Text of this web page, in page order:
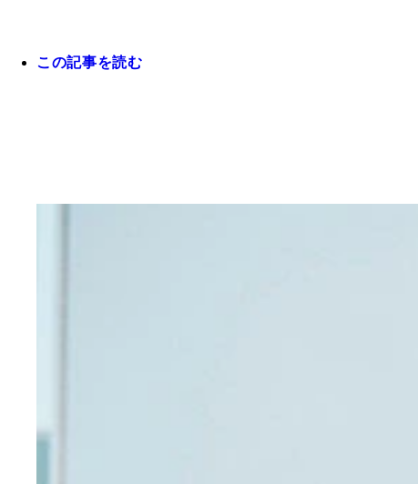
この記事を読む